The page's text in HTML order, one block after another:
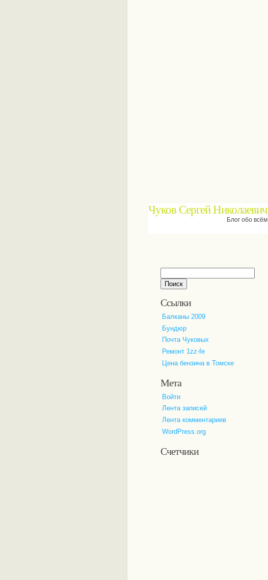
Чуков Сергей Николаевич
Блог обо всём
Ссылки
Балканы 2009
Бундюр
Почта Чуковых
Ремонт 1zz-fe
Цена бензина в Томске
Мета
Войти
Лента записей
Лента комментариев
WordPress.org
Счетчики